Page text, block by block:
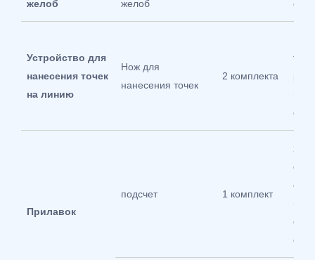
желоб желоб
Устройство для
нанесения точек
на линию
Нож для
нанесения точек
2 комплекта
Прилавок
подсчет 1 комплект